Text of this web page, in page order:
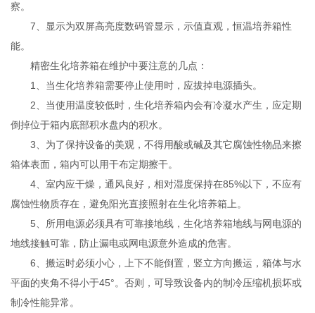
察。
7、显示为双屏高亮度数码管显示，示值直观，恒温培养箱性
能。
精密生化培养箱在维护中要注意的几点：
1、当生化培养箱需要停止使用时，应拔掉电源插头。
2、当使用温度较低时，生化培养箱内会有冷凝水产生，应定期
倒掉位于箱内底部积水盘内的积水。
3、为了保持设备的美观，不得用酸或碱及其它腐蚀性物品来擦
箱体表面，箱内可以用干布定期擦干。
4、室内应干燥，通风良好，相对湿度保持在85%以下，不应有
腐蚀性物质存在，避免阳光直接照射在生化培养箱上。
5、所用电源必须具有可靠接地线，生化培养箱地线与网电源的
地线接触可靠，防止漏电或网电源意外造成的危害。
6、搬运时必须小心，上下不能倒置，竖立方向搬运，箱体与水
平面的夹角不得小于45°。否则，可导致设备内的制冷压缩机损坏或
制冷性能异常。